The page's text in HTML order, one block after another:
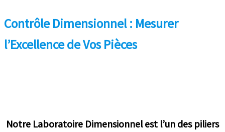
Contrôle Dimensionnel : Mesurer
l’Excellence de Vos Pièces
Notre Laboratoire Dimensionnelest l’un des piliers